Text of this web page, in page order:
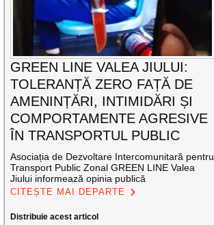
GREEN LINE VALEA JIULUI:
TOLERANȚĂ ZERO FAȚĂ DE
AMENINȚĂRI, INTIMIDĂRI ȘI
COMPORTAMENTE AGRESIVE
ÎN TRANSPORTUL PUBLIC
Asociația de Dezvoltare Intercomunitară pentru
Transport Public Zonal GREEN LINE Valea
Jiului informează opinia publică
CITEȘTE MAI DEPARTE
Distribuie acest articol